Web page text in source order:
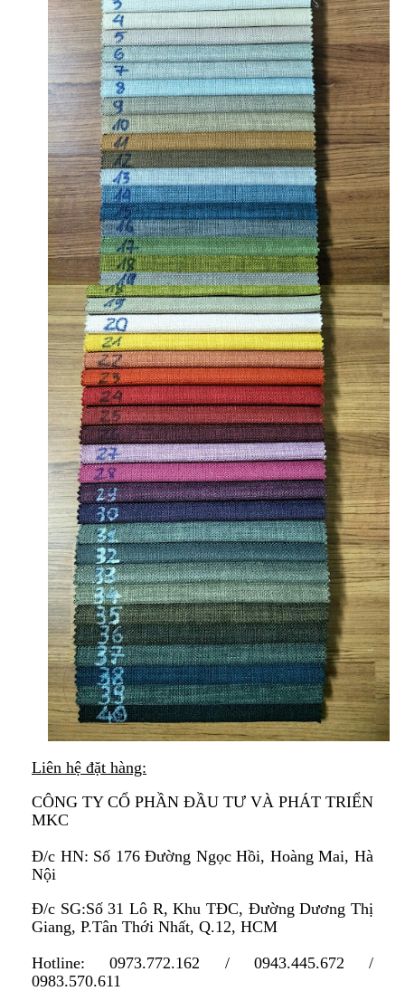
Liên hệ đặt hàng:
CÔNG TY CỔ PHẦN ĐẦU TƯ VÀ PHÁT TRIỂN
MKC
Đ/c HN: Số 176 Đường Ngọc Hồi, Hoàng Mai, Hà
Nội
Đ/c SG:Số 31 Lô R, Khu TĐC, Đường Dương Thị
Giang, P.Tân Thới Nhất, Q.12, HCM
Hotline: 0973.772.162 / 0943.445.672 /
0983.570.611